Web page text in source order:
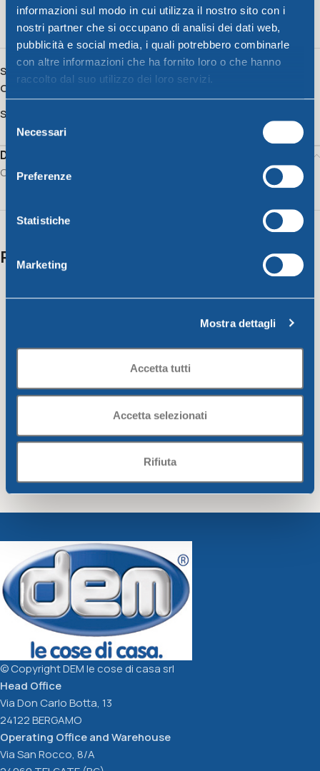
informazioni sul modo in cui utilizza il nostro sito con i
nostri partner che si occupano di analisi dei dati web,
pubblicità e social media, i quali potrebbero combinarle
con altre informazioni che ha fornito loro o che hanno
raccolto dal suo utilizzo dei loro servizi.
Selezione
del
consenso
Necessari
Preferenze
Statistiche
Marketing
Mostra dettagli
Accetta tutti
Accetta selezionati
Rifiuta
7 People watching this product now!
SKU:
52130
Category:
Share:
Description
Cutlery drainer cm 14x14xh11 assorted colors
Related products
3,07€
Add To Cart
2,07
Add To Cart
© Copyright DEM le cose di casa srl
Head Office
Via Don Carlo Botta, 13
24122 BERGAMO
Operating Office and Warehouse
Via San Rocco, 8/A